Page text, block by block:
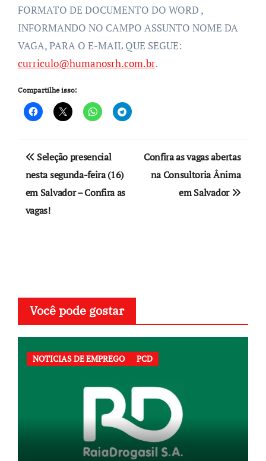
FORMATO DE DOCUMENTO DO WORD ,
INFORMANDO NO CAMPO ASSUNTO NOME DA
VAGA, PARA O E-MAIL QUE SEGUE:
curriculo@humanosrh.com.br.
Compartilhe isso:
Navegação
de
Post
Seleção presencial
nesta segunda-feira (16)
em Salvador – Confira as
vagas!
Confira as vagas abertas
na Consultoria Ânima
em Salvador
Você pode gostar
NOTICIAS DE EMPREGO PCD